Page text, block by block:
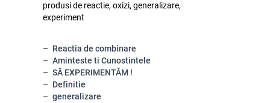
produsi de reactie, oxizi, generalizare,
experiment
Reactia de combinare
Aminteste ti Cunostintele
SĂ EXPERIMENTĂM !
Definitie
generalizare